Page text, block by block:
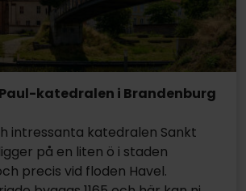
katedralen i Brandenburg
intressanta katedralen Sankt
på en liten ö i staden
precis vid floden Havel.